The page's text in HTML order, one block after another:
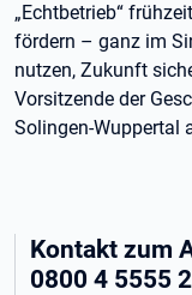
„Echtbetrieb“
fördern – ganz im
nutzen, Zukunft
Vorsitzende der
Solingen-Wuppertal
Kontakt zum
0800 4 5555